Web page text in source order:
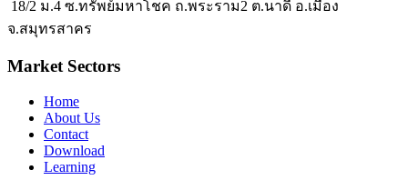
18/2 ม.4 ซ.ทรัพย์มหาโชค ถ.พระราม2 ต.นาดี อ.เมือง
จ.สมุทรสาคร
Market Sectors
Home
About Us
Contact
Download
Learning